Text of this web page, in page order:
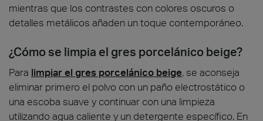
mientras que los contrastes con colores oscuros o
detalles metálicos añaden un toque contemporáneo.
¿Cómo se limpia el gres porcelánico beige?
Para limpiar el gres porcelánico beige, se aconseja
eliminar primero el polvo con un paño electrostático o
una escoba suave y continuar con una limpieza
utilizando agua caliente y un detergente específico. En